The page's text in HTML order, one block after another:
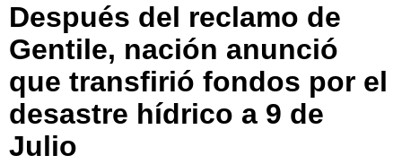
Después del reclamo de
Gentile, nación anunció
que transfirió fondos por el
desastre hídrico a 9 de
Julio